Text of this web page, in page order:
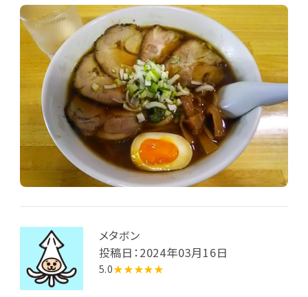
しいかな。静謐の中で丼到来。ツルモチ太麺が醤油ス
ープに浸り、縁が焦げ茶色で3-5mm厚の豚ロース叉
焼5枚、メンマ、半熟味玉(半切半個)に刻みネギが麺上
に載っています。豚・鶏の味わいのある醤油スープは
熱々でかなり美味しい。また叉焼は量が多くて食べ応
えがあり、あっと言う間に完食完飲でした。
メタボン
投稿日：2024年03月16日
5.0★★★★★